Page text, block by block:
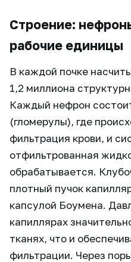
Строение:
рабочие единицы
В каждой почке
1,2 миллиона
Каждый нефрон
(гломерулы), где
фильтрация крови, и
отфильтрованная
обрабатывается.
плотный пучок
капсулой Боумена.
капиллярах
тканях, что и
фильтрации. Через